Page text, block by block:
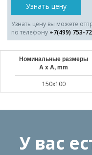
Узнать цену
Узнать цену вы можете
по телефону +7(499) 753-
Номинальные размеры
A x A, mm
150x100
У вас